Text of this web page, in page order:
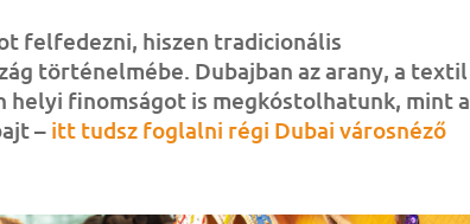
felfedezni, hiszen tradicionális
történelmébe. Dubajban az arany, a textil
helyi finomságot is megkóstolhatunk, mint a
–itt tudsz foglalni régi Dubai városnéző